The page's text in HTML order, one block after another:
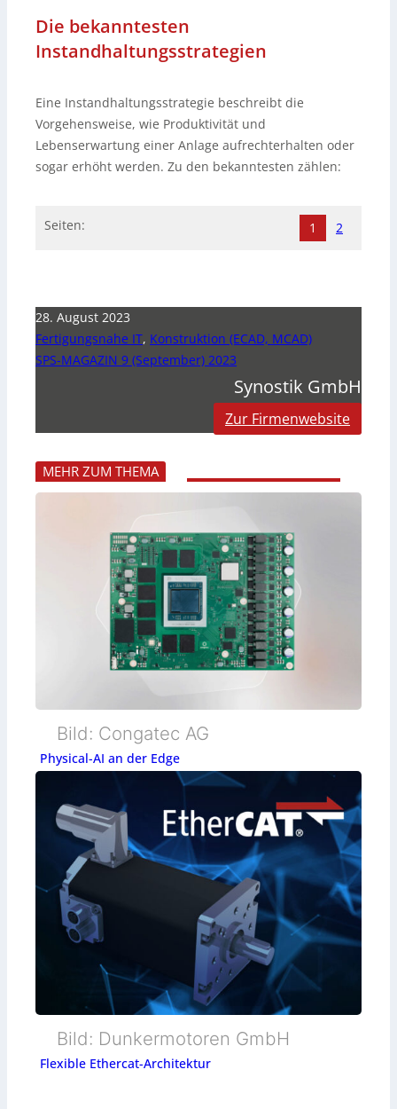
Die bekanntesten
Instandhaltungsstrategien
Eine Instandhaltungsstrategie beschreibt die
Vorgehensweise, wie Produktivität und
Lebenserwartung einer Anlage aufrechterhalten oder
sogar erhöht werden. Zu den bekanntesten zählen:
Seiten: 1 2
28. August 2023
Fertigungsnahe IT, Konstruktion (ECAD, MCAD)
SPS-MAGAZIN 9 (September) 2023
Synostik GmbH
Zur Firmenwebsite
MEHR ZUM THEMA
Bild: Congatec AG
Physical-AI an der Edge
Bild: Dunkermotoren GmbH
Flexible Ethercat-Architektur